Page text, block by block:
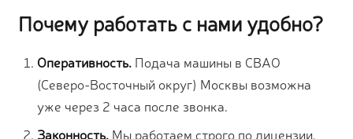
Почему работать с нами удобно?
Оперативность. Подача машины в СВАО
(Северо-Восточный округ) Москвы возможна
уже через 2 часа после звонка.
Законность. Мы работаем строго по лицензии.